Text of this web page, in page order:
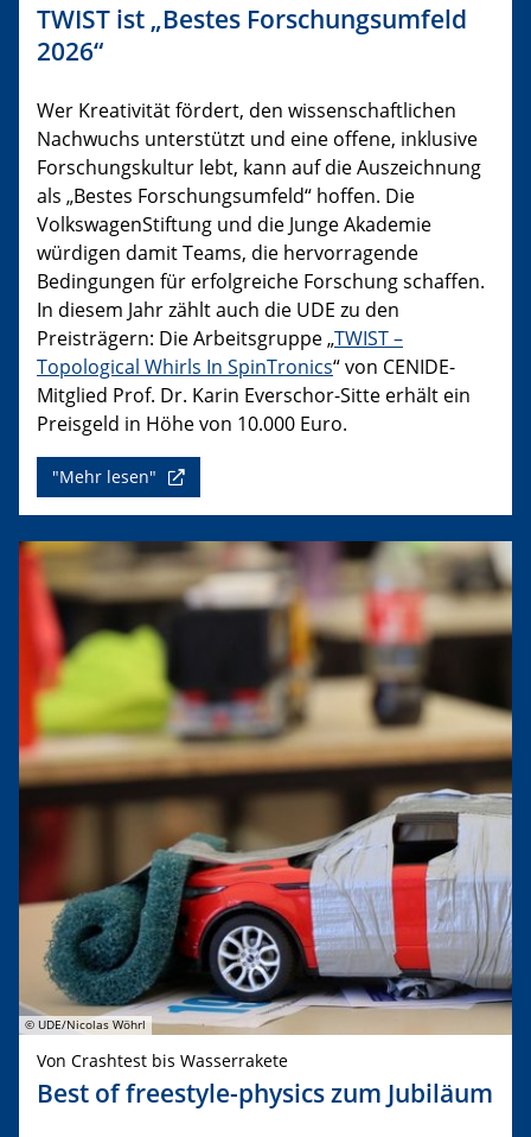
TWIST ist „Bestes Forschungsumfeld
2026“
Wer Kreativität fördert, den wissenschaftlichen
Nachwuchs unterstützt und eine offene, inklusive
Forschungskultur lebt, kann auf die Auszeichnung
als „Bestes Forschungsumfeld“ hoffen. Die
VolkswagenStiftung und die Junge Akademie
würdigen damit Teams, die hervorragende
Bedingungen für erfolgreiche Forschung schaffen.
In diesem Jahr zählt auch die UDE zu den
Preisträgern: Die Arbeitsgruppe „TWIST –
Topological Whirls In SpinTronics“ von CENIDE-
Mitglied Prof. Dr. Karin Everschor-Sitte erhält ein
Preisgeld in Höhe von 10.000 Euro.
"Mehr lesen"
© UDE/Nicolas Wöhrl
Von Crashtest bis Wasserrakete
Best of freestyle-physics zum Jubiläum